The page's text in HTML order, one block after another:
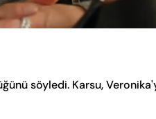
söyledi. Karsu,